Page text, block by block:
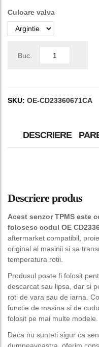
Culoare valva
Buc.
SKU: OE-CD23360671CA
DESCRIERE
Descriere produs
Acest senzor TPMS este
folosesc codul OE
aftermarket compatibil,
original al masinii si sa
temperatura rotii.
Produsul poate fi folosit
descarcat sau lipsa, dar si
roti de vara sau de iarna.
functie de masina si de
folosit pe mai multe modele.
Daca nu sunteti sigur ca